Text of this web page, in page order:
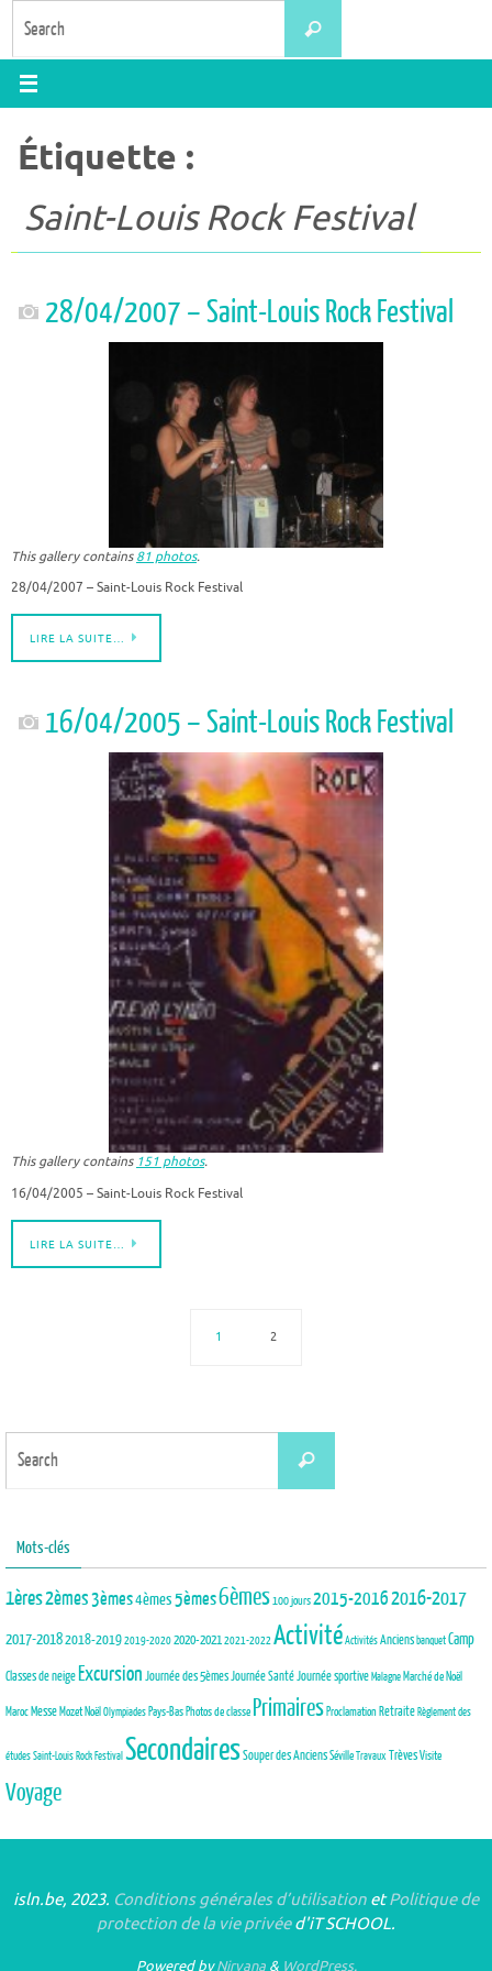
Search
Étiquette :
Saint-Louis Rock Festival
28/04/2007 – Saint-Louis Rock Festival
This gallery contains 81 photos.
28/04/2007 – Saint-Louis Rock Festival
LIRE LA SUITE…
16/04/2005 – Saint-Louis Rock Festival
This gallery contains 151 photos.
16/04/2005 – Saint-Louis Rock Festival
LIRE LA SUITE…
1 2
Search
Mots-clés
1ères2èmes3èmes4èmes5èmes6èmes100 jours2015-20162016-2017
2017-20182018-20192019-20202020-20212021-2022 ActivitéActivitésAnciens banquetCamp
Classes de neige Excursion Journée des 5èmesJournée SantéJournée sportive Malagne Marché de Noël
Maroc Messe Mozet NoëlOlympiades Pays-Bas Photos de classe Primaires Proclamation Retraite Règlement des
étudesSaint-Louis Rock Festival SecondairesSouper des AnciensSévilleTravauxTrèvesVisite
Voyage
isln.be, 2023. Conditions générales d’utilisation etPolitique de
protection de la vie privéed'iT SCHOOL.
Powered byNirvana& WordPress.